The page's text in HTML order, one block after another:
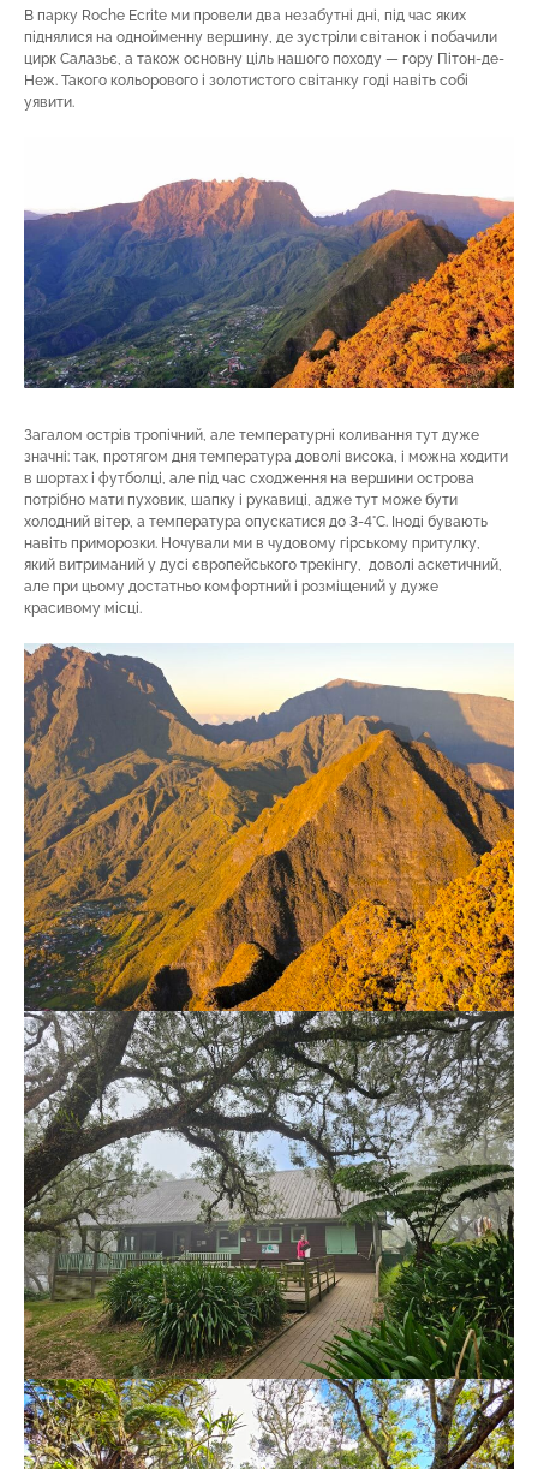
В парку Roche Ecrite ми провели два незабутні дні, під час яких
піднялися на однойменну вершину, де зустріли світанок і побачили
цирк Салазьє, а також основну ціль нашого походу — гору Пітон-де-
Неж. Такого кольорового і золотистого світанку годі навіть собі
уявити.
Загалом острів тропічний, але температурні коливання тут дуже
значні: так, протягом дня температура доволі висока, і можна ходити
в шортах і футболці, але під час сходження на вершини острова
потрібно мати пуховик, шапку і рукавиці, адже тут може бути
холодний вітер, а температура опускатися до 3-4°С. Іноді бувають
навіть приморозки. Ночували ми в чудовому гірському притулку,
який витриманий у дусі європейського трекінгу, доволі аскетичний,
але при цьому достатньо комфортний і розміщений у дуже
красивому місці.